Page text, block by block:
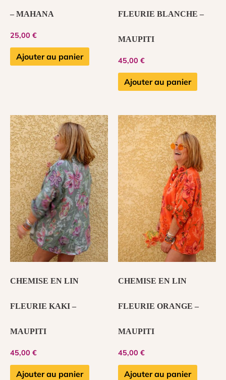
– MAHANA
25,00 €
Ajouter au panier
FLEURIE BLANCHE –
MAUPITI
45,00 €
Ajouter au panier
CHEMISE EN LIN
FLEURIE KAKI –
MAUPITI
45,00 €
Ajouter au panier
CHEMISE EN LIN
FLEURIE ORANGE –
MAUPITI
45,00 €
Ajouter au panier